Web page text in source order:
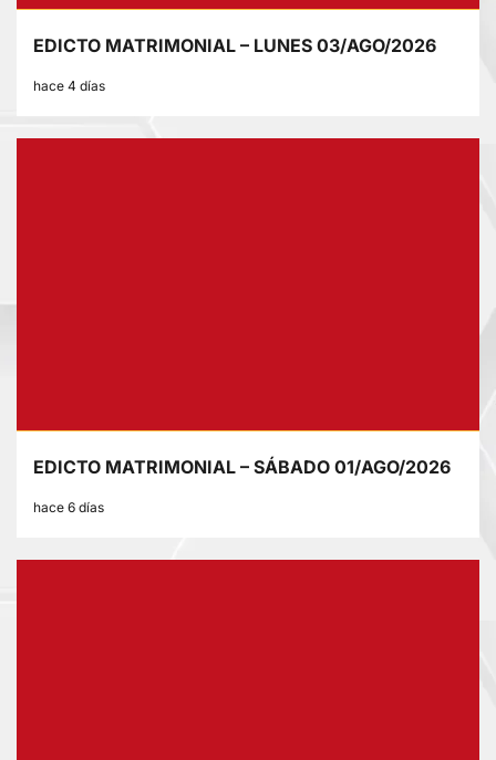
EDICTO MATRIMONIAL – LUNES 03/AGO/2026
hace 4 días
EDICTO MATRIMONIAL – SÁBADO 01/AGO/2026
hace 6 días